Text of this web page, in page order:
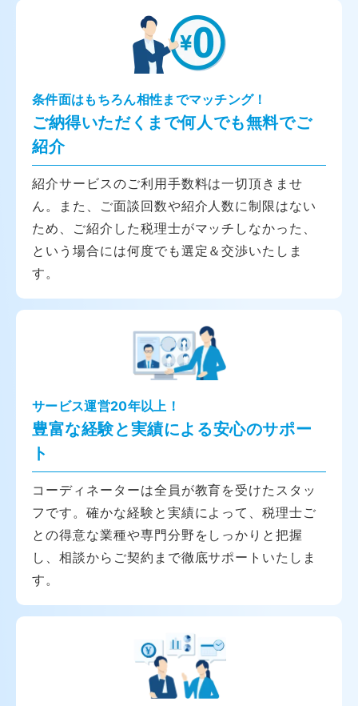
条件面はもちろん相性までマッチング！
ご納得いただくまで何人でも無料でご
紹介
紹介サービスのご利用手数料は一切頂きませ
ん。また、ご面談回数や紹介人数に制限はない
ため、ご紹介した税理士がマッチしなかった、
という場合には何度でも選定＆交渉いたしま
す。
サービス運営20年以上！
豊富な経験と実績による安心のサポー
ト
コーディネーターは全員が教育を受けたスタッ
フです。確かな経験と実績によって、税理士ご
との得意な業種や専門分野をしっかりと把握
し、相談からご契約まで徹底サポートいたしま
す。